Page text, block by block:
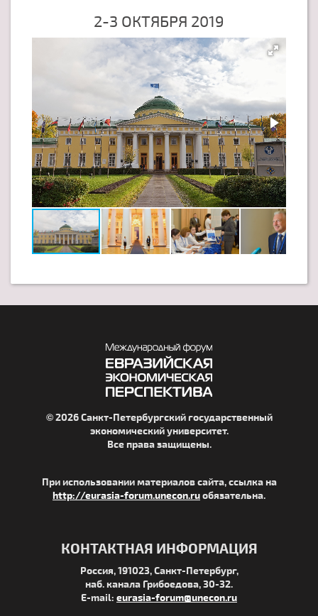
2-3 ОКТЯБРЯ 2019
© 2026 Санкт-Петербургский государственный
экономический университет.
Все права защищены.
При использовании материалов сайта, ссылка на
http://eurasia-forum.unecon.ruобязательна.
КОНТАКТНАЯ ИНФОРМАЦИЯ
Россия, 191023, Санкт-Петербург,
наб. канала Грибоедова, 30-32.
E-mail: eurasia-forum@unecon.ru